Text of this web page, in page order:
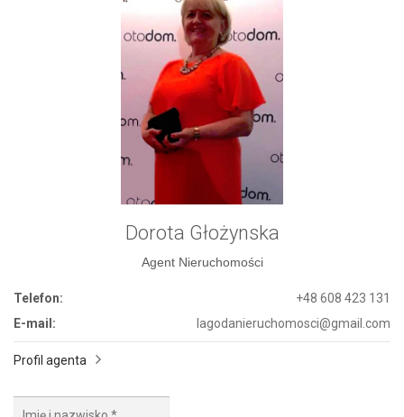
Dorota Głożynska
Agent Nieruchomości
Telefon:
+48 608 423 131
E-mail:
lagodanieruchomosci@gmail.com
Profil agenta